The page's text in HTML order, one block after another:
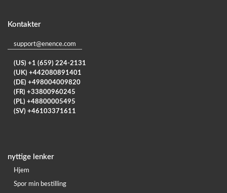
Kontakter
support@enence.com
(US) +1 (659) 224-2131
(UK) +442080891401
(DE) +498004009820
(FR) +33800960245
(PL) +48800005495
(SV) +46103371611
nyttige lenker
Hjem
Spor min bestilling